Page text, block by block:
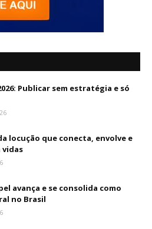
Publicar sem estratégia e só
locução que conecta, envolve e
avança e se consolida como
no Brasil